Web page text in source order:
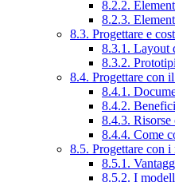
8.2.2.
8.2.3.
8.3. Progettare e
8.3.1. Layout
8.3.2.
8.4. Progettare con
8.4.1.
8.4.2.
8.4.3. Risorse
8.4.4. Come
8.5. Progettare con
8.5.1.
8.5.2. I